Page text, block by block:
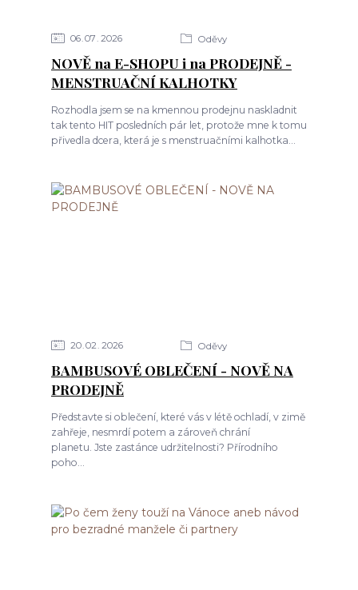
06 07 2026 Oděvy
NOVĚ na E-SHOPU i na PRODEJNĚ -
MENSTRUAČNÍ KALHOTKY
Rozhodla jsem se na kmennou prodejnu naskladnit
tak tento HIT posledních pár let, protože mne k tomu
přivedla dcera, která je s menstruačními kalhotka...
20 02 2026 Oděvy
BAMBUSOVÉ OBLEČENÍ - NOVĚ NA
PRODEJNĚ
Představte si oblečení, které vás v létě ochladí, v zimě
zahřeje, nesmrdí potem a zároveň chrání
planetu. Jste zastánce udržitelnosti? Přírodního
poho...